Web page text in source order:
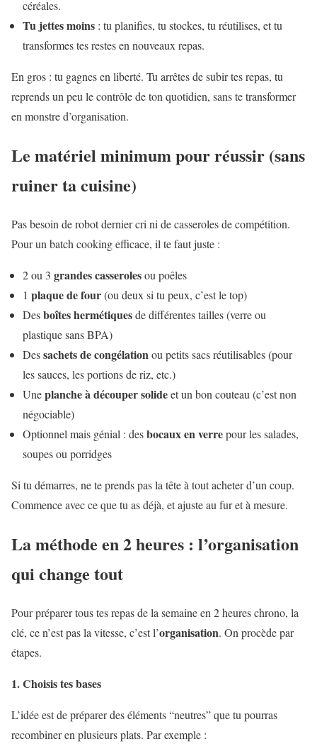
céréales.
Tu jettes moins : tu planifies, tu stockes, tu réutilises, et tu
transformes tes restes en nouveaux repas.
En gros : tu gagnes en liberté. Tu arrêtes de subir tes repas, tu
reprends un peu le contrôle de ton quotidien, sans te transformer
en monstre d’organisation.
Le matériel minimum pour réussir (sans
ruiner ta cuisine)
Pas besoin de robot dernier cri ni de casseroles de compétition.
Pour un batch cooking efficace, il te faut juste :
2 ou 3 grandes casserolesou poêles
1 plaque de four(ou deux si tu peux, c’est le top)
Desboîtes hermétiquesde différentes tailles (verre ou
plastique sans BPA)
Dessachets de congélationou petits sacs réutilisables (pour
les sauces, les portions de riz, etc.)
Uneplanche à découper solideet un bon couteau (c’est non
négociable)
Optionnel mais génial : desbocaux en verrepour les salades,
soupes ou porridges
Si tu démarres, ne te prends pas la tête à tout acheter d’un coup.
Commence avec ce que tu as déjà, et ajuste au fur et à mesure.
La méthode en 2 heures : l’organisation
qui change tout
Pour préparer tous tes repas de la semaine en 2 heures chrono, la
clé, ce n’est pas la vitesse, c’est l’organisation. On procède par
étapes.
1. Choisis tes bases
L’idée est de préparer des éléments “neutres” que tu pourras
recombiner en plusieurs plats. Par exemple :